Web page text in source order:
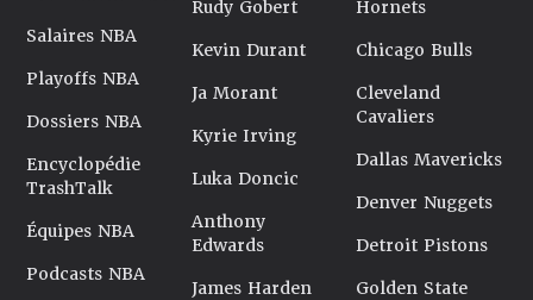
Salaires NBA
Playoffs NBA
Dossiers NBA
Encyclopédie
TrashTalk
Équipes NBA
Podcasts NBA
Rudy Gobert
Kevin Durant
Ja Morant
Kyrie Irving
Luka Doncic
Anthony
Edwards
James Harden
Hornets
Chicago Bulls
Cleveland
Cavaliers
Dallas Mavericks
Denver Nuggets
Detroit Pistons
Golden State